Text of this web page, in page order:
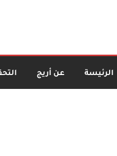
الرئيسة عن أريج